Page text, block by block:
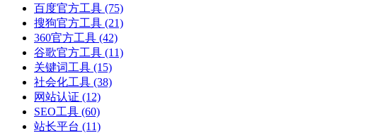
百度官方工具 (75)
搜狗官方工具 (21)
360官方工具 (42)
谷歌官方工具 (11)
关键词工具 (15)
社会化工具 (38)
网站认证 (12)
SEO工具 (60)
站长平台 (11)